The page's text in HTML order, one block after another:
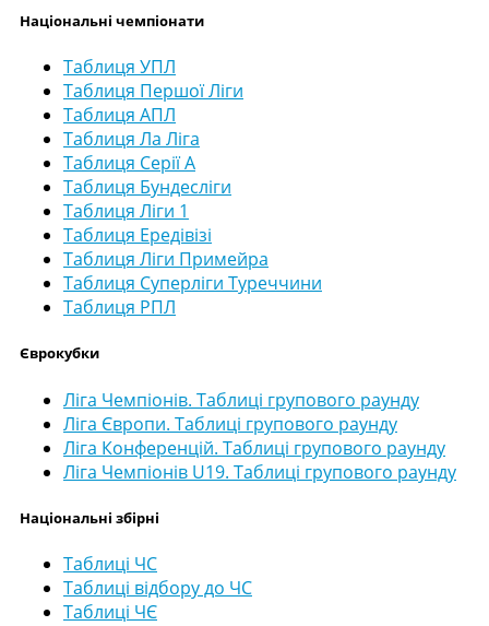
Національні чемпіонати
Таблиця УПЛ
Таблиця Першої Ліги
Таблиця АПЛ
Таблиця Ла Ліга
Таблиця Серії А
Таблиця Бундесліги
Таблиця Ліги 1
Таблиця Ередівізі
Таблиця Ліги Примейра
Таблиця Суперліги Туреччини
Таблиця РПЛ
Єврокубки
Ліга Чемпіонів. Таблиці групового раунду
Ліга Європи. Таблиці групового раунду
Ліга Конференцій. Таблиці групового раунду
Ліга Чемпіонів U19. Таблиці групового раунду
Національні збірні
Таблиці ЧС
Таблиці відбору до ЧС
Таблиці ЧЄ